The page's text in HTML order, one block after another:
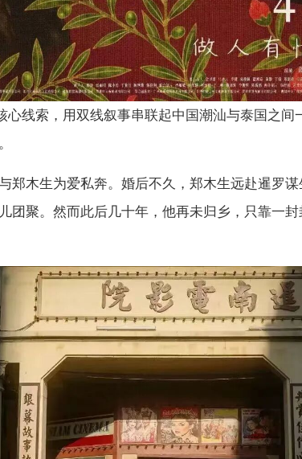
心线索，用双线叙事串联起中国潮汕与泰国之间
郑木生为爱私奔。婚后不久，郑木生远赴暹罗
团聚。然而此后几十年，他再未归乡，只靠一